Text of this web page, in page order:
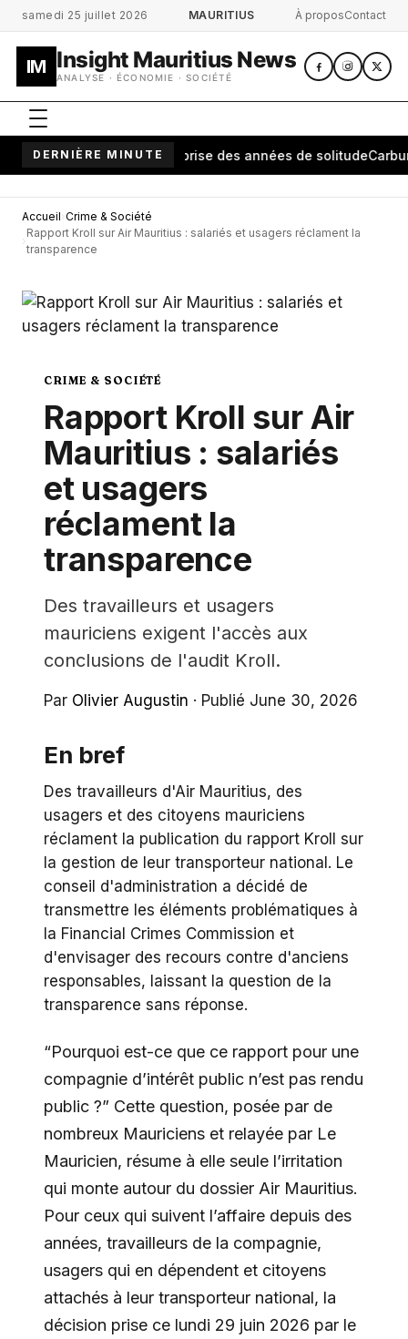
Aller au contenu principal
samedi 25 juillet 2026 MAURITIUS À proposContact
IM Insight Mauritius News
ANALYSE · ÉCONOMIE · SOCIÉTÉ
DERNIÈRE MINUTE
une cérémonie brise des années de solitudeCarburant
Accueil Crime & Société
Rapport Kroll sur Air Mauritius : salariés et usagers réclament la
transparence
CRIME & SOCIÉTÉ
Rapport Kroll sur Air
Mauritius : salariés
et usagers
réclament la
transparence
Des travailleurs et usagers
mauriciens exigent l'accès aux
conclusions de l'audit Kroll.
Par Olivier Augustin · Publié June 30, 2026
En bref
Des travailleurs d'Air Mauritius, des
usagers et des citoyens mauriciens
réclament la publication du rapport Kroll sur
la gestion de leur transporteur national. Le
conseil d'administration a décidé de
transmettre les éléments problématiques à
la Financial Crimes Commission et
d'envisager des recours contre d'anciens
responsables, laissant la question de la
transparence sans réponse.
“Pourquoi est-ce que ce rapport pour une
compagnie d’intérêt public n’est pas rendu
public ?” Cette question, posée par de
nombreux Mauriciens et relayée par Le
Mauricien, résume à elle seule l’irritation
qui monte autour du dossier Air Mauritius.
Pour ceux qui suivent l’affaire depuis des
années, travailleurs de la compagnie,
usagers qui en dépendent et citoyens
attachés à leur transporteur national, la
décision prise ce lundi 29 juin 2026 par le